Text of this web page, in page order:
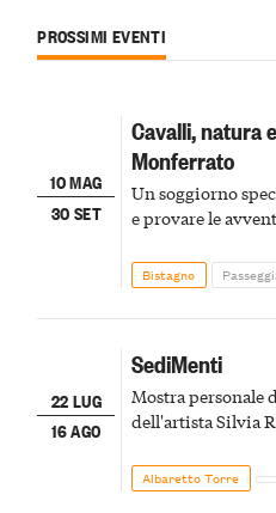
PROSSIMI EVENTI
10 MAG
30 SET
Cavalli, natura
Monferrato
Un soggiorno
e provare le
Bistagno
22 LUG
16 AGO
SediMenti
Mostra personale
dell'artista Silvia
Albaretto Torre